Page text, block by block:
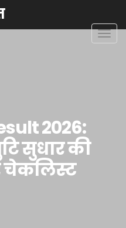
टॉगल
से
2026:
सुधार की
चेकलिस्ट